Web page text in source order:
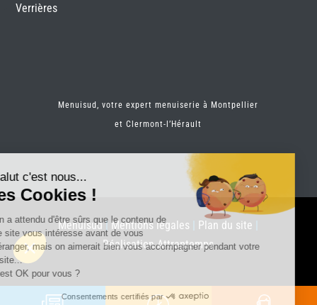
Verrières
Menuisud, votre expert menuiserie à Montpellier
etClermont-l’Hérault
Menuisud|Mentions légales Plan du site
Réalisation Attraptemps
Salut c'est nous...
les Cookies !
On a attendu d'être sûrs que le contenu de
ce site vous intéresse avant de vous
déranger, mais on aimerait bien vous accompagner pendant votre
visite...
C'est OK pour vous ?
Consentements certifiés par